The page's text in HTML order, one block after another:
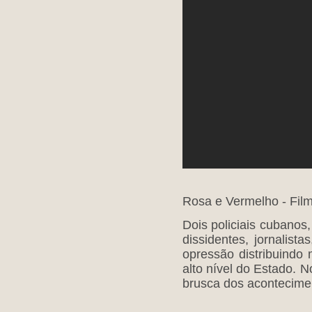
Rosa e Vermelho -
Dois policiais
dissidentes,
opressão distribuindo
alto nível do Estado.
brusca dos